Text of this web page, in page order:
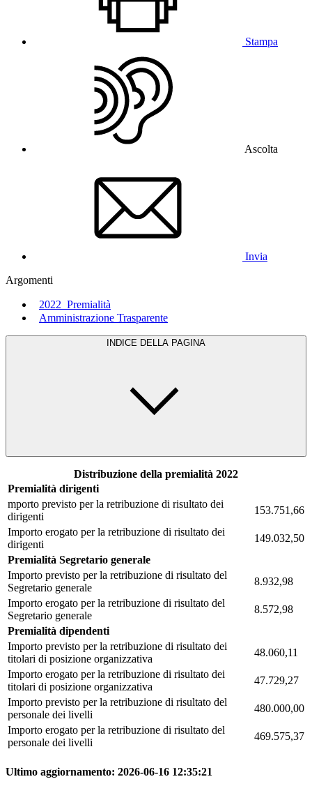
Stampa
Ascolta
Invia
Argomenti
2022_Premialità
Amministrazione Trasparente
INDICE DELLA PAGINA
Distribuzione della premialità 2022
Premialità dirigenti
mporto previsto per la retribuzione di risultato dei
dirigenti
153.751,66
Importo erogato per la retribuzione di risultato dei
dirigenti
149.032,50
Premialità Segretario generale
Importo previsto per la retribuzione di risultato del
Segretario generale
8.932,98
Importo erogato per la retribuzione di risultato del
Segretario generale
8.572,98
Premialità dipendenti
Importo previsto per la retribuzione di risultato dei
titolari di posizione organizzativa
48.060,11
Importo erogato per la retribuzione di risultato dei
titolari di posizione organizzativa
47.729,27
Importo previsto per la retribuzione di risultato del
personale dei livelli
480.000,00
Importo erogato per la retribuzione di risultato del
personale dei livelli
469.575,37
Ultimo aggiornamento: 2026-06-16 12:35:21